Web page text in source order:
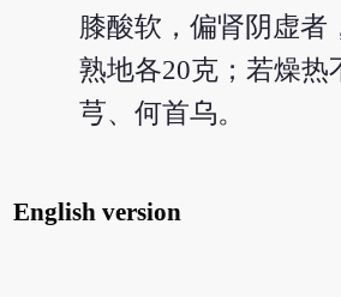
膝酸软，偏肾阴虚者
熟地各20克；若燥热
芎、何首乌。
English version